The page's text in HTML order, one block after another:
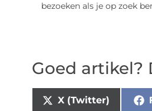
bezoeken als je op zoek
Goed artikel?
X (Twitter)